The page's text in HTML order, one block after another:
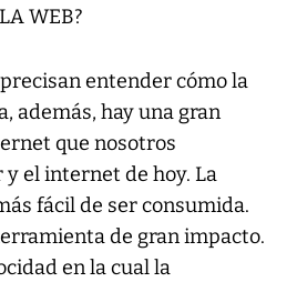
WEB?
entender cómo la
además, hay una gran
que nosotros
y el internet de hoy. La
fácil de ser consumida.
de gran impacto.
en la cual la